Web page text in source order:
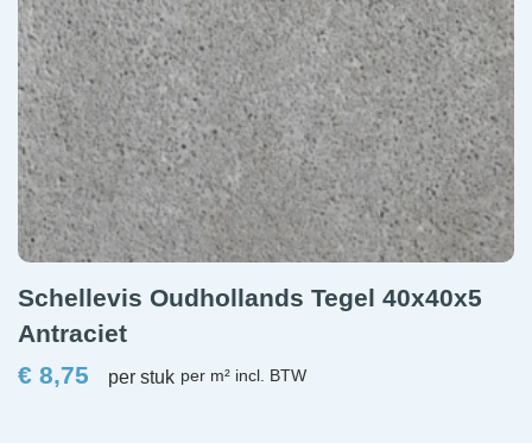
Schellevis Oudhollands Tegel 40x40x5
Antraciet
€ 8,75 per stuk